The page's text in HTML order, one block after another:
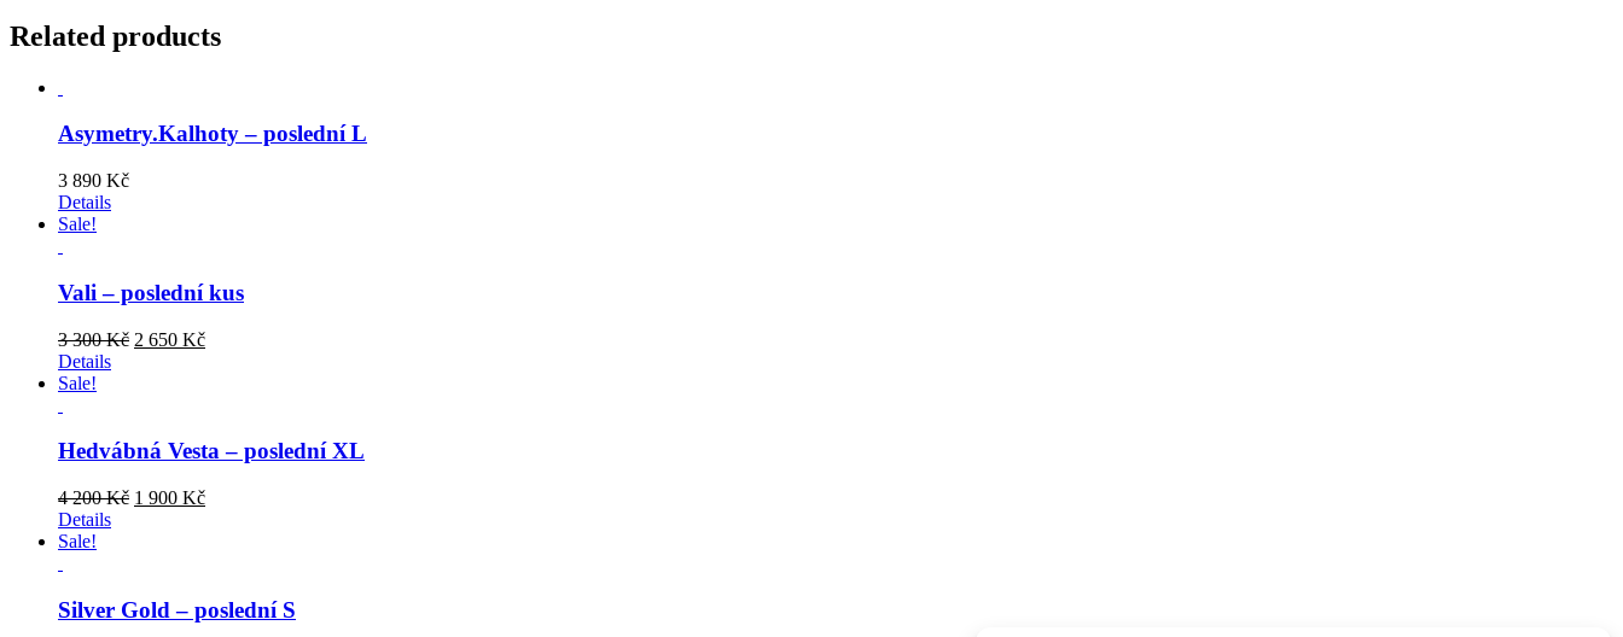
Related products
Asymetry.Kalhoty – poslední L
3 890 Kč
Details
Sale!
Vali – poslední kus
3 300Kč Original
2 650 KčCurrent
Details
Sale!
Hedvábná Vesta – poslední XL
4 200Kč Original
1 900 KčCurrent
Details
Sale!
Silver Gold – poslední S